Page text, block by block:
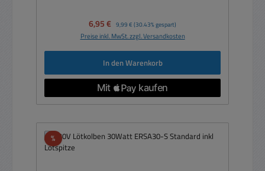
Verkaufspreis:
6,95 € Regulärer Preis:
9,99 € (30.43% gespart)
Preise inkl. MwSt. zzgl. Versandkosten
In den Warenkorb
%Rabatt